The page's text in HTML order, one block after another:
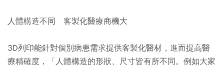
人體構造不同 客製化醫療商機大
3D列印能針對個別病患需求提供客製化醫材，進而提高醫
療精確度，「人體構造的形狀、尺寸皆有所不同。例如大家